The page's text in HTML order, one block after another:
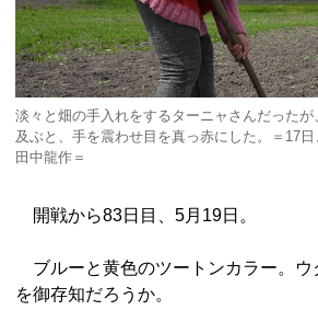
淡々と畑の手入れをするターニャさんだった
及ぶと、手を震わせ目を真っ赤にした。＝17
田中龍作＝
開戦から83日目、5月19日。
ブルーと黄色のツートンカラー。ウ
を御存知だろうか。